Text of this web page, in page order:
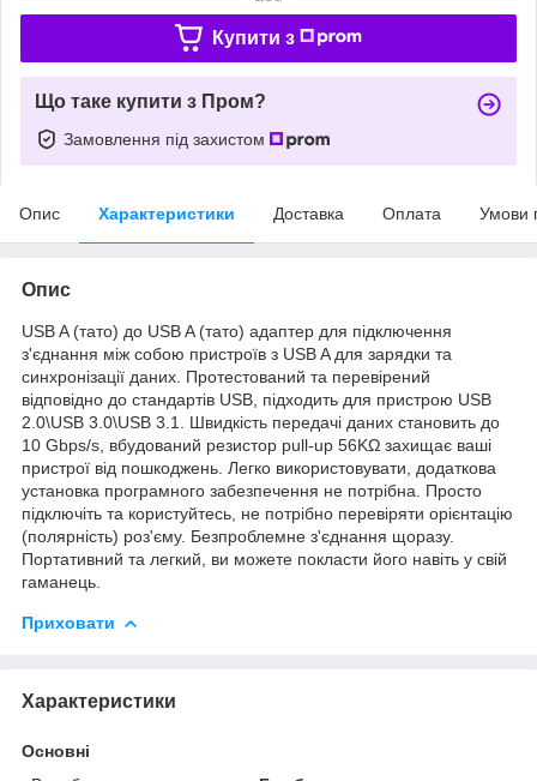
Купити з
Що таке купити з Пром?
Замовлення під захистом
Опис Характеристики Доставка Оплата Умови
Опис
USB A (тато) до USB A (тато) адаптер для підключення
з'єднання між собою пристроїв з USB A для зарядки та
синхронізації даних. Протестований та перевірений
відповідно до стандартів USB, підходить для пристрою USB
2.0\USB 3.0\USB 3.1. Швидкість передачі даних становить до
10 Gbps/s, вбудований резистор pull-up 56KΩ захищає ваші
пристрої від пошкоджень. Легко використовувати, додаткова
установка програмного забезпечення не потрібна. Просто
підключіть та користуйтесь, не потрібно перевіряти орієнтацію
(полярність) роз'єму. Безпроблемне з'єднання щоразу.
Портативний та легкий, ви можете покласти його навіть у свій
гаманець.
Приховати
Характеристики
Основні